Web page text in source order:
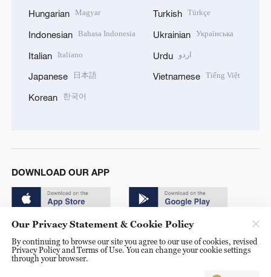
Hungarian Magyar
Indonesian Bahasa Indonesia
Italian Italiano
Japanese 日本語
Korean 한국어
Turkish Türkçe
Ukrainian Українська
Urdu اردو
Vietnamese Tiếng Việt
DOWNLOAD OUR APP
© China Radio International.CRI. All Rights Reserved. 16A
Our Privacy Statement & Cookie Policy
By continuing to browse our site you agree to our use of cookies, revised
Privacy Policy and Terms of Use. You can change your cookie settings
through your browser.